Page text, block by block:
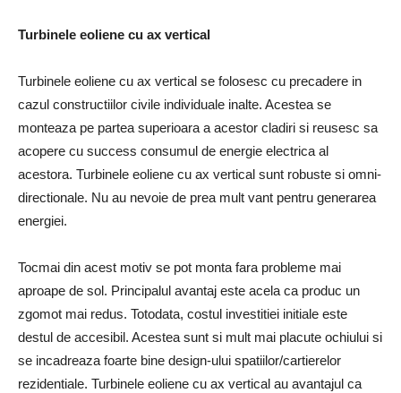
Turbinele eoliene cu ax vertical
Turbinele eoliene cu ax vertical se folosesc cu precadere in
cazul constructiilor civile individuale inalte. Acestea se
monteaza pe partea superioara a acestor cladiri si reusesc sa
acopere cu success consumul de energie electrica al
acestora. Turbinele eoliene cu ax vertical sunt robuste si omni-
directionale. Nu au nevoie de prea mult vant pentru generarea
energiei.
Tocmai din acest motiv se pot monta fara probleme mai
aproape de sol. Principalul avantaj este acela ca produc un
zgomot mai redus. Totodata, costul investitiei initiale este
destul de accesibil. Acestea sunt si mult mai placute ochiului si
se incadreaza foarte bine design-ului spatiilor/cartierelor
rezidentiale. Turbinele eoliene cu ax vertical au avantajul ca